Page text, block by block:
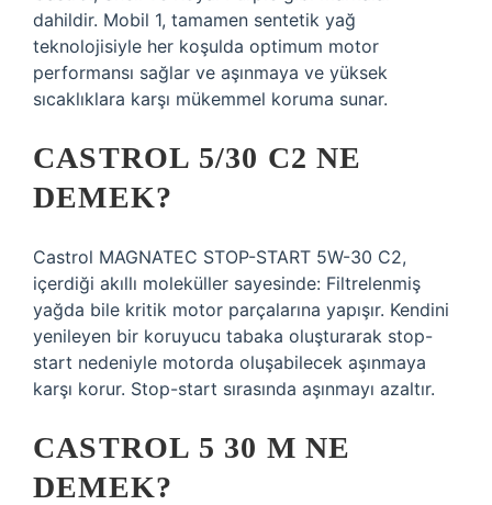
dahildir. Mobil 1, tamamen sentetik yağ
teknolojisiyle her koşulda optimum motor
performansı sağlar ve aşınmaya ve yüksek
sıcaklıklara karşı mükemmel koruma sunar.
CASTROL 5/30 C2 NE
DEMEK?
Castrol MAGNATEC STOP-START 5W-30 C2,
içerdiği akıllı moleküller sayesinde: Filtrelenmiş
yağda bile kritik motor parçalarına yapışır. Kendini
yenileyen bir koruyucu tabaka oluşturarak stop-
start nedeniyle motorda oluşabilecek aşınmaya
karşı korur. Stop-start sırasında aşınmayı azaltır.
CASTROL 5 30 M NE
DEMEK?